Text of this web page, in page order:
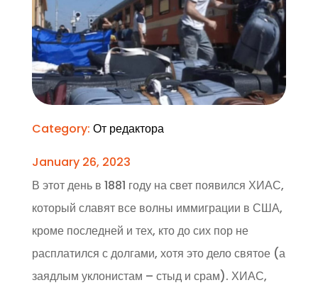
Category: От редактора
January 26, 2023
В этот день в 1881 году на свет появился ХИАС,
который славят все волны иммиграции в США,
кроме последней и тех, кто до сих пор не
расплатился с долгами, хотя это дело святое (а
заядлым уклонистам – стыд и срам). ХИАС,